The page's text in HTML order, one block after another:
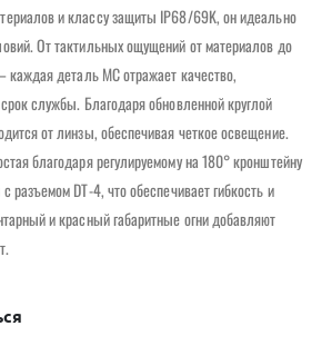
и классу защиты IP68/69K, он идеально
От тактильных ощущений от материалов до
каждая деталь MC отражает качество,
службы. Благодаря обновленной круглой
от линзы, обеспечивая четкое освещение.
благодаря регулируемому на 180° кронштейну
DT-4, что обеспечивает гибкость и
и красный габаритные огни добавляют